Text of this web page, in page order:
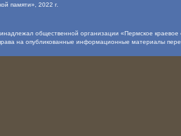
памяти» , 2022 г.
общественной организации «Пермское
на опубликованные информационные материалы